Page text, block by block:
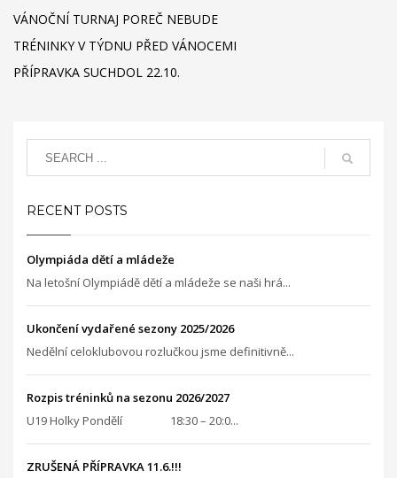
VÁNOČNÍ TURNAJ POREČ NEBUDE
TRÉNINKY V TÝDNU PŘED VÁNOCEMI
PŘÍPRAVKA SUCHDOL 22.10.
RECENT POSTS
Olympiáda dětí a mládeže
Na letošní Olympiádě dětí a mládeže se naši hrá...
Ukončení vydařené sezony 2025/2026
Nedělní celoklubovou rozlučkou jsme definitivně...
Rozpis tréninků na sezonu 2026/2027
U19 Holky Pondělí 18:30 – 20:0...
ZRUŠENÁ PŘÍPRAVKA 11.6.!!!